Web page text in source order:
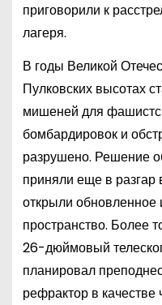
приговорили к
лагеря.
В годы Великой
Пулковских высотах
мишеней для
бомбардировок и
разрушено. Решение
приняли еще в разгар
открыли
пространство. Более
26-дюймовый
планировал
рефрактор в